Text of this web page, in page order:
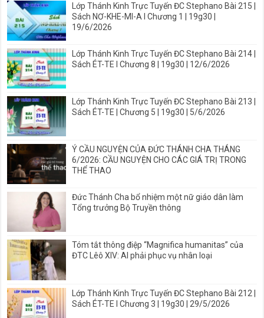
Lớp Thánh Kinh Trực Tuyến ĐC Stephano Bài 215 |
Sách NƠ-KHE-MI-A I Chương 1 | 19g30 |
19/6/2026
Lớp Thánh Kinh Trực Tuyến ĐC Stephano Bài 214 |
Sách ÉT-TE I Chương 8 | 19g30 | 12/6/2026
Lớp Thánh Kinh Trực Tuyến ĐC Stephano Bài 213 |
Sách ÉT-TE | Chương 5 | 19g30 | 5/6/2026
Ý CẦU NGUYỆN CỦA ĐỨC THÁNH CHA THÁNG
6/2026: CẦU NGUYỆN CHO CÁC GIÁ TRỊ TRONG
THỂ THAO
Đức Thánh Cha bổ nhiệm một nữ giáo dân làm
Tổng trưởng Bộ Truyền thông
Tóm tắt thông điệp “Magnifica humanitas” của
ĐTC Lêô XIV: AI phải phục vụ nhân loại
Lớp Thánh Kinh Trực Tuyến ĐC Stephano Bài 212 |
Sách ÉT-TE I Chương 3 | 19g30 | 29/5/2026